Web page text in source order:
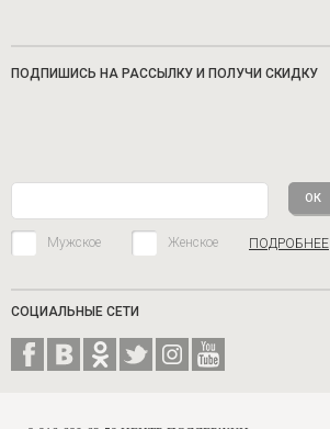
ПОДПИШИСЬ НА РАССЫЛКУ И ПОЛУЧИ СКИДКУ
Мужское Женское ПОДРОБНЕЕ
СОЦИАЛЬНЫЕ СЕТИ